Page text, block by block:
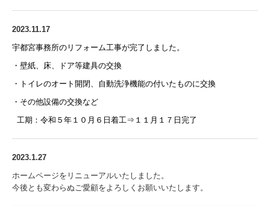
2023.11.17
宇都宮事務所のリフォーム工事が完了しました。
・壁紙、床、ドア等建具の交換
・トイレのオート開閉、自動洗浄機能の付いたものに交換
・その他設備の交換など
工期：令和５年１０月６日着工⇒１１月１７日完了
2023.1.27
ホームページをリニューアルいたしました。
今後とも変わらぬご愛顧をよろしくお願いいたします。